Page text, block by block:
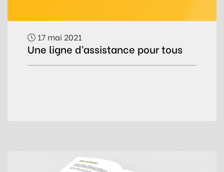
17 mai 2021
Une ligne d’assistance pour tous